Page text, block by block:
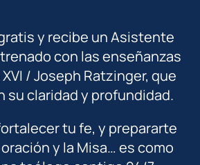
y recibe un Asistente
con las enseñanzas
/ Joseph Ratzinger, que
su claridad y profundidad.
tu fe, y prepararte
y la Misa… es como